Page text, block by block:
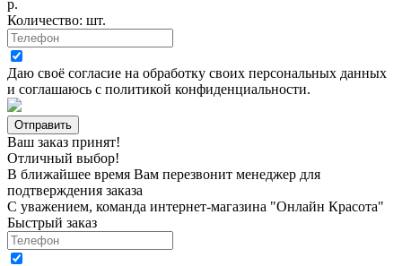
р.
Количество: шт.
Даю своё согласие на обработку своих персональных данных
и соглашаюсь с политикой конфиденциальности.
Ваш заказ принят!
Отличный выбор!
В ближайшее время Вам перезвонит менеджер для
подтверждения заказа
С уважением, команда интернет-магазина "Онлайн Красота"
Быстрый заказ